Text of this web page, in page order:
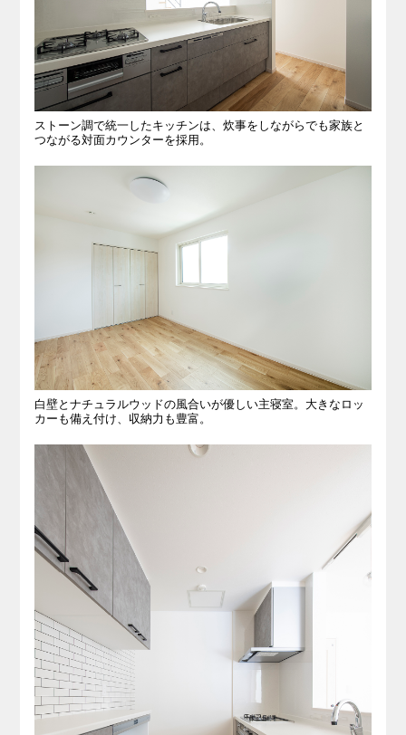
ストーン調で統一したキッチンは、炊事をしながらでも家族と
つながる対面カウンターを採用。
白壁とナチュラルウッドの風合いが優しい主寝室。大きなロッ
カーも備え付け、収納力も豊富。